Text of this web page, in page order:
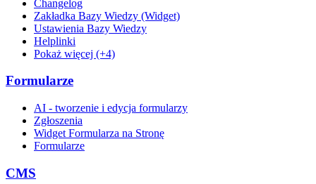
Changelog
Zakładka Bazy Wiedzy (Widget)
Ustawienia Bazy Wiedzy
Helplinki
Pokaż więcej (+4)
Formularze
AI - tworzenie i edycja formularzy
Zgłoszenia
Widget Formularza na Stronę
Formularze
CMS